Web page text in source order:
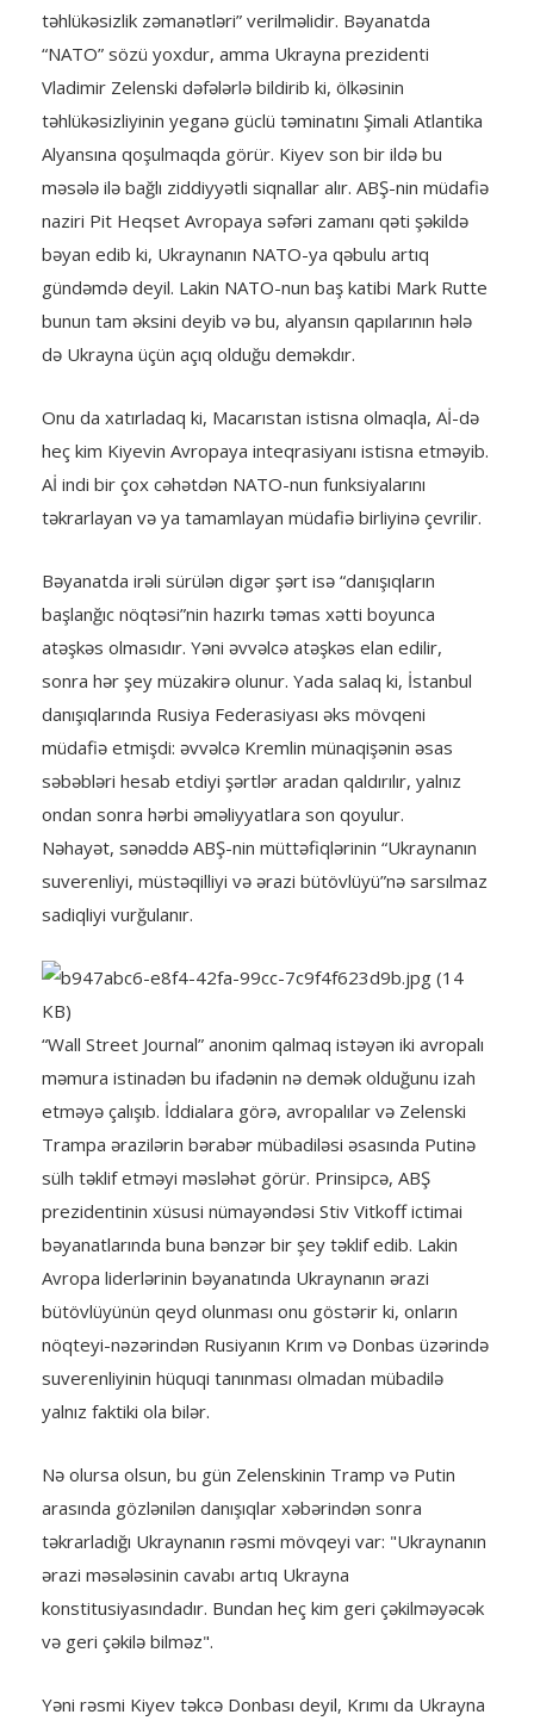
təhlükəsizlik zəmanətləri” verilməlidir. Bəyanatda
“NATO” sözü yoxdur, amma Ukrayna prezidenti
Vladimir Zelenski dəfələrlə bildirib ki, ölkəsinin
təhlükəsizliyinin yeganə güclü təminatını Şimali Atlantika
Alyansına qoşulmaqda görür. Kiyev son bir ildə bu
məsələ ilə bağlı ziddiyyətli siqnallar alır. ABŞ-nin müdafiə
naziri Pit Heqset Avropaya səfəri zamanı qəti şəkildə
bəyan edib ki, Ukraynanın NATO-ya qəbulu artıq
gündəmdə deyil. Lakin NATO-nun baş katibi Mark Rutte
bunun tam əksini deyib və bu, alyansın qapılarının hələ
də Ukrayna üçün açıq olduğu deməkdır.
Onu da xatırladaq ki, Macarıstan istisna olmaqla, Aİ-də
heç kim Kiyevin Avropaya inteqrasiyanı istisna etməyib.
Aİ indi bir çox cəhətdən NATO-nun funksiyalarını
təkrarlayan və ya tamamlayan müdafiə birliyinə çevrilir.
Bəyanatda irəli sürülən digər şərt isə “danışıqların
başlanğıc nöqtəsi”nin hazırkı təmas xətti boyunca
atəşkəs olmasıdır. Yəni əvvəlcə atəşkəs elan edilir,
sonra hər şey müzakirə olunur. Yada salaq ki, İstanbul
danışıqlarında Rusiya Federasiyası əks mövqeni
müdafiə etmişdi: əvvəlcə Kremlin münaqişənin əsas
səbəbləri hesab etdiyi şərtlər aradan qaldırılır, yalnız
ondan sonra hərbi əməliyyatlara son qoyulur.
Nəhayət, sənəddə ABŞ-nin müttəfiqlərinin “Ukraynanın
suverenliyi, müstəqilliyi və ərazi bütövlüyü”nə sarsılmaz
sadiqliyi vurğulanır.
“Wall Street Journal” anonim qalmaq istəyən iki avropalı
məmura istinadən bu ifadənin nə demək olduğunu izah
etməyə çalışıb. İddialara görə, avropalılar və Zelenski
Trampa ərazilərin bərabər mübadiləsi əsasında Putinə
sülh təklif etməyi məsləhət görür. Prinsipcə, ABŞ
prezidentinin xüsusi nümayəndəsi Stiv Vitkoff ictimai
bəyanatlarında buna bənzər bir şey təklif edib. Lakin
Avropa liderlərinin bəyanatında Ukraynanın ərazi
bütövlüyünün qeyd olunması onu göstərir ki, onların
nöqteyi-nəzərindən Rusiyanın Krım və Donbas üzərində
suverenliyinin hüquqi tanınması olmadan mübadilə
yalnız faktiki ola bilər.
Nə olursa olsun, bu gün Zelenskinin Tramp və Putin
arasında gözlənilən danışıqlar xəbərindən sonra
təkrarladığı Ukraynanın rəsmi mövqeyi var: "Ukraynanın
ərazi məsələsinin cavabı artıq Ukrayna
konstitusiyasındadır. Bundan heç kim geri çəkilməyəcək
və geri çəkilə bilməz".
Yəni rəsmi Kiyev təkcə Donbası deyil, Krımı da Ukrayna